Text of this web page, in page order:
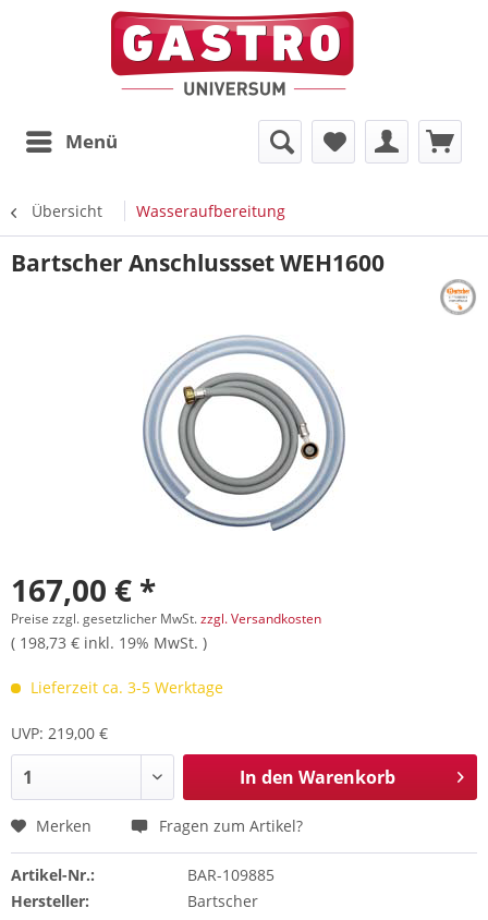
Menü
Übersicht Wasseraufbereitung
Bartscher Anschlussset WEH1600
167,00 € *
Preise zzgl. gesetzlicher MwSt.zzgl. Versandkosten
( 198,73 € inkl. 19% MwSt. )
Lieferzeit ca. 3-5 Werktage
UVP: 219,00 €
In den Warenkorb
Merken Fragen zum Artikel?
Artikel-Nr.:
BAR-109885
Hersteller:
Bartscher